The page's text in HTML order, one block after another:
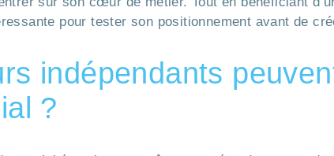
pour tester son positionnement avant de
indépendants
?